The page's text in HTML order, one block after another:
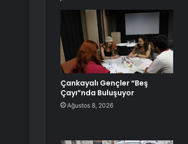
Çankayalı Gençler “Beş
Çayı”nda Buluşuyor
Ağustos 8, 2026